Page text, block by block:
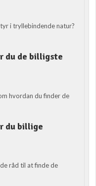
i tryllebindende natur?
du de billigste
hvordan du finder de
du billige
råd til at finde de